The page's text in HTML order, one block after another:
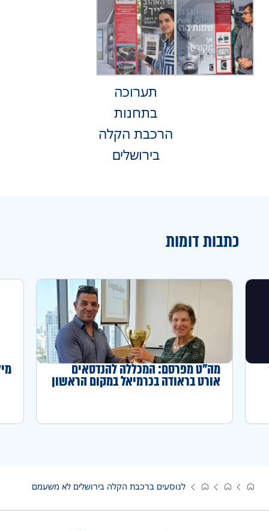
תערוכה
בתחנות
הרכבת הקלה
בירושלים
כתבות דומות
מה"ט מפרסם: המכללה להנדסאים
אורט בראודה בכרמיאל במקום הראשון
באחוז המדופלמים לשנה"ל תשפ"ה
לנוסעים ברכבת הקלה בירושלים לא משעמם